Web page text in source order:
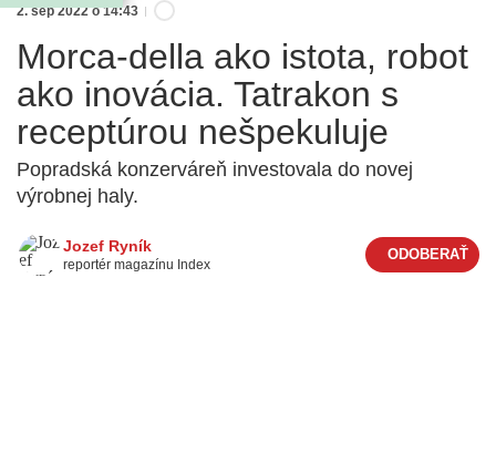
2. sep 2022 o 14:43
Morca-della ako istota, robot
ako inovácia. Tatrakon s
receptúrou nešpekuluje
Popradská konzerváreň investovala do novej
výrobnej haly.
Jozef Ryník
reportér magazínu Index